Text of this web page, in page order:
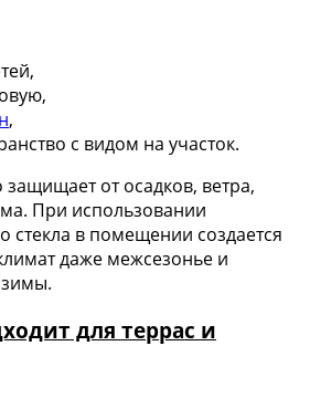
,
с видом на участок.
от осадков, ветра,
При использовании
стекла в помещении создается
даже межсезонье и
для террас и